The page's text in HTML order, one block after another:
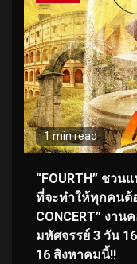
1 min read
“FOURTH” ชวน
ที่จะทำให้ทุกคนต้อ
CONCERT” งา
มหัศจรรย์ 3 วัน
16 สิงหาคมนี้!!